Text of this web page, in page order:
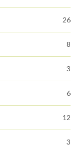
26
8
3
6
12
3